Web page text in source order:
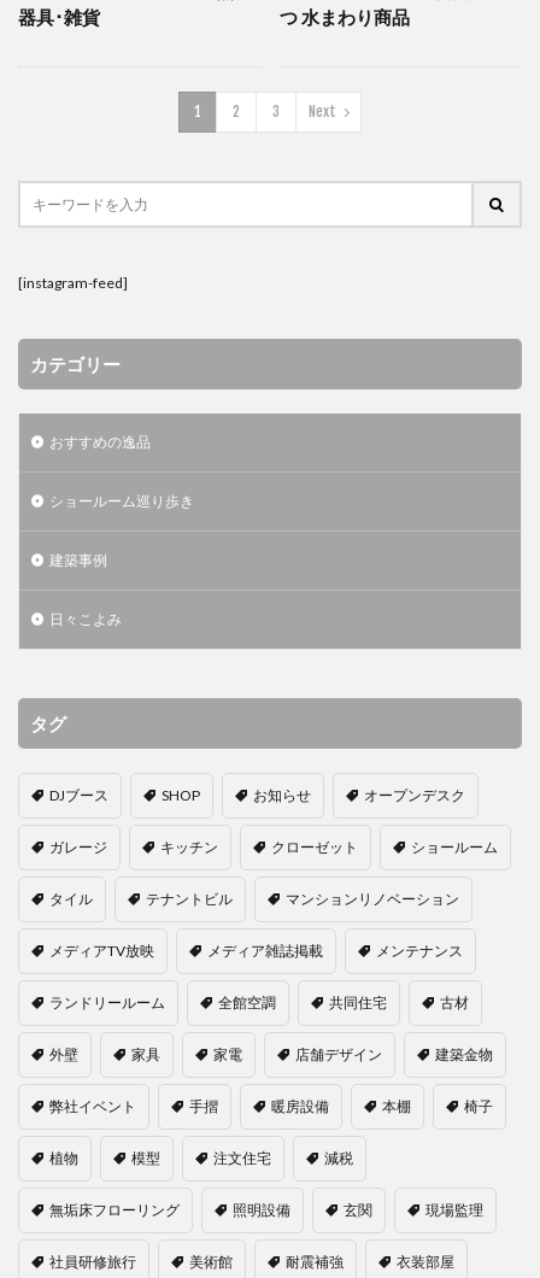
器具･雑貨
つ 水まわり商品
1 2 3 Next
[instagram-feed]
カテゴリー
おすすめの逸品
ショールーム巡り歩き
建築事例
日々こよみ
タグ
DJブース SHOP お知らせ オープンデスク
ガレージ キッチン クローゼット ショールーム
タイル テナントビル マンションリノベーション
メディアTV放映 メディア雑誌掲載 メンテナンス
ランドリールーム 全館空調 共同住宅 古材
外壁 家具 家電 店舗デザイン 建築金物
弊社イベント 手摺 暖房設備 本棚 椅子
植物 模型 注文住宅 減税
無垢床フローリング 照明設備 玄関 現場監理
社員研修旅行 美術館 耐震補強 衣装部屋